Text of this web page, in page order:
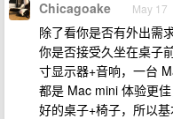
Chicagoake May 17
除了看你是否有外出需
你是否接受久坐在桌子
寸显示器+音响，一台
都是 Mac mini 体验更
好的桌子+椅子，所以